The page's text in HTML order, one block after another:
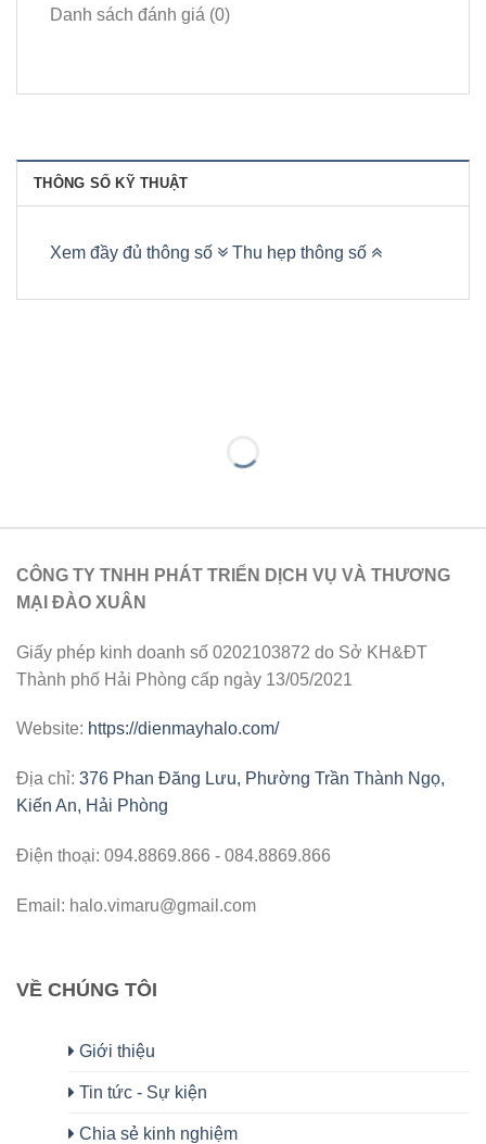
Danh sách đánh giá (0)
THÔNG SỐ KỸ THUẬT
Xem đầy đủ thông số Thu hẹp thông số
CÔNG TY TNHH PHÁT TRIỂN DỊCH VỤ VÀ THƯƠNG
MẠI ĐÀO XUÂN
Giấy phép kinh doanh số 0202103872 do Sở KH&ĐT
Thành phố Hải Phòng cấp ngày 13/05/2021
Website: https://dienmayhalo.com/
Địa chỉ: 376 Phan Đăng Lưu, Phường Trần Thành Ngọ,
Kiến An, Hải Phòng
Điện thoại: 094.8869.866 - 084.8869.866
Email: halo.vimaru@gmail.com
VỀ CHÚNG TÔI
Giới thiệu
Tin tức - Sự kiện
Chia sẻ kinh nghiệm